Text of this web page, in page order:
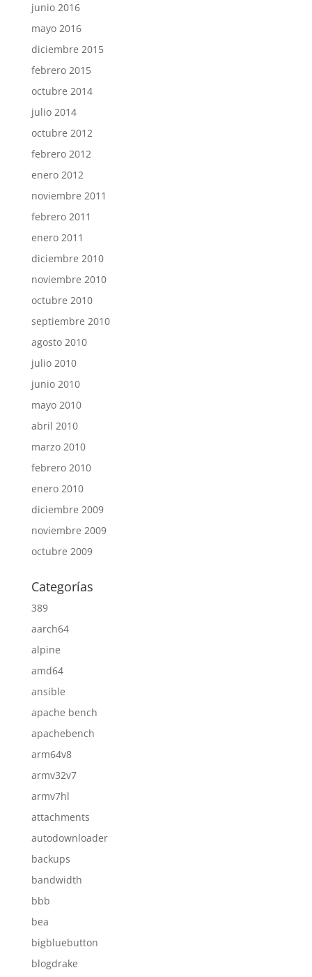
junio 2016
mayo 2016
diciembre 2015
febrero 2015
octubre 2014
julio 2014
octubre 2012
febrero 2012
enero 2012
noviembre 2011
febrero 2011
enero 2011
diciembre 2010
noviembre 2010
octubre 2010
septiembre 2010
agosto 2010
julio 2010
junio 2010
mayo 2010
abril 2010
marzo 2010
febrero 2010
enero 2010
diciembre 2009
noviembre 2009
octubre 2009
Categorías
389
aarch64
alpine
amd64
ansible
apache bench
apachebench
arm64v8
armv32v7
armv7hl
attachments
autodownloader
backups
bandwidth
bbb
bea
bigbluebutton
blogdrake